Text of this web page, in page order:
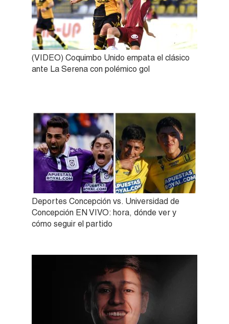
(VIDEO) Coquimbo Unido empata el clásico
ante La Serena con polémico gol
Deportes Concepción vs. Universidad de
Concepción EN VIVO: hora, dónde ver y
cómo seguir el partido